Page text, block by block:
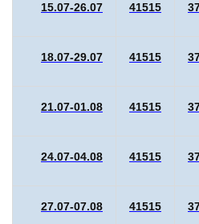
15.07-26.07 41515
18.07-29.07 41515
21.07-01.08 41515
24.07-04.08 41515
27.07-07.08 41515